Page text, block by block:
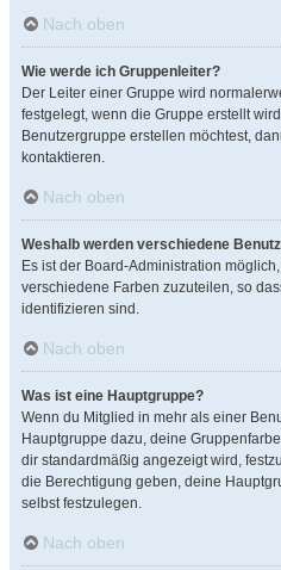
Nach oben
Wie werde ich Gruppenleiter?
Der Leiter einer Gruppe wird
festgelegt, wenn die Gruppe erstellt
Benutzergruppe erstellen möchtest,
kontaktieren.
Nach oben
Weshalb werden verschiedene
Es ist der Board-Administration
verschiedene Farben zuzuteilen, so
identifizieren sind.
Nach oben
Was ist eine Hauptgruppe?
Wenn du Mitglied in mehr als einer
Hauptgruppe dazu, deine
dir standardmäßig angezeigt wird,
die Berechtigung geben, deine
selbst festzulegen.
Nach oben